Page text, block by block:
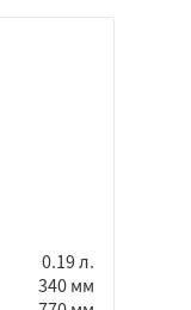
0.19 л.
340 мм